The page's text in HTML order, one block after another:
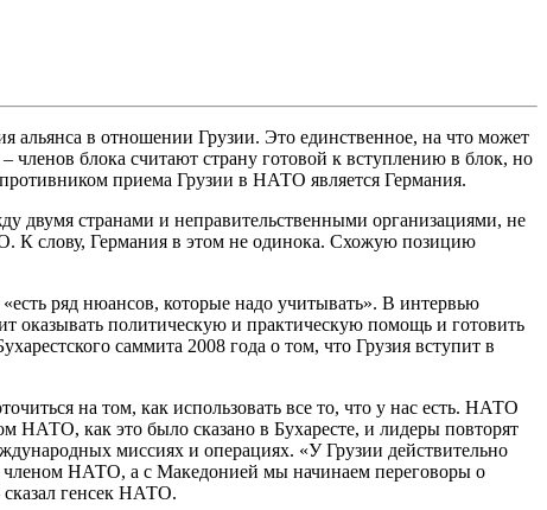
в отношении Грузии. Это единственное, на что может
членов блока считают страну готовой к вступлению в блок, но
приема Грузии в НАТО является Германия.
двумя странами и неправительственными организациями, не
К слову, Германия в этом не одинока. Схожую позицию
ряд нюансов, которые надо учитывать». В интервью
оказывать политическую и практическую помощь и готовить
саммита 2008 года о том, что Грузия вступит в
на том, как использовать все то, что у нас есть. НАТО
НАТО, как это было сказано в Бухаресте, и лидеры повторят
миссиях и операциях. «У Грузии действительно
членом НАТО, а с Македонией мы начинаем переговоры о
генсек НАТО.